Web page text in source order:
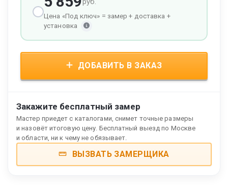
Цена «Под ключ» = замер + доставка +
установка
ДОБАВИТЬ В ЗАКАЗ
Закажите бесплатный замер
Мастер приедет с каталогами, снимет точные размеры
и назовёт итоговую цену. Бесплатный выезд по Москве
и области, ни к чему не обязывает.
ВЫЗВАТЬ ЗАМЕРЩИКА